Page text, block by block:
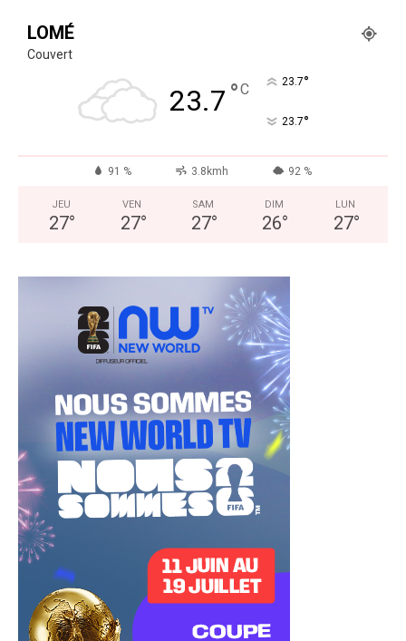
LOMÉ
Couvert
23.7 °C 23.7°
23.7°
91 % 3.8kmh 92 %
JEU
27°
VEN
27°
SAM
27°
DIM
26°
LUN
27°